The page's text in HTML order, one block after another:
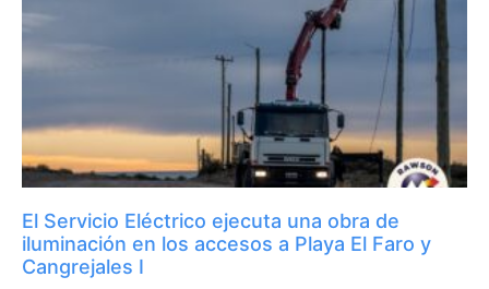
El Servicio Eléctrico ejecuta una obra de
iluminación en los accesos a Playa El Faro y
Cangrejales I